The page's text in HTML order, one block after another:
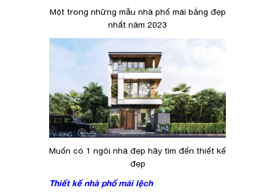
Một trong những mẫu nhà phố mái bằng đẹp
nhất năm 2023
Muốn có 1 ngôi nhà đẹp hãy tìm đến thiết kế
đẹp
Thiết kế nhà phố mái lệch